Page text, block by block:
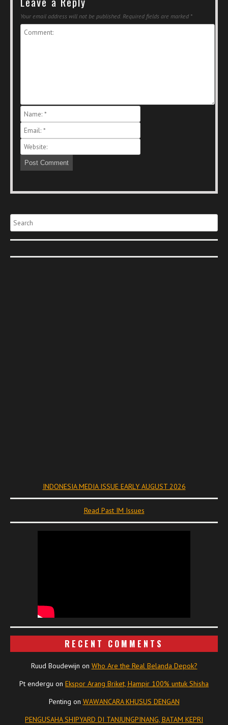
Your email address will not be published. Required fields are marked *
Search
INDONESIA MEDIA ISSUE EARLY AUGUST 2026
Read Past IM Issues
RECENT COMMENTS
Ruud Boudewijn on Who Are the Real Belanda Depok?
Pt endergu on Ekspor Arang Briket, Hampir 100% untuk Shisha
Penting on WAWANCARA KHUSUS DENGAN
PENGUSAHA SHIPYARD DI TANJUNGPINANG, BATAM KEPRI